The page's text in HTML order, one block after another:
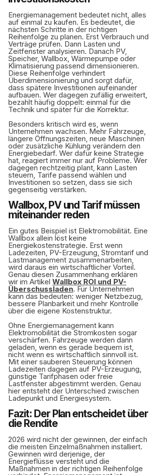
Energiemanagement bedeutet nicht, alles
auf einmal zu kaufen. Es bedeutet, die
nächsten Schritte in der richtigen
Reihenfolge zu planen. Erst Verbrauch und
Verträge prüfen. Dann Lasten und
Zeitfenster analysieren. Danach PV,
Speicher, Wallbox, Wärmepumpe oder
Klimatisierung passend dimensionieren.
Diese Reihenfolge verhindert
Überdimensionierung und sorgt dafür,
dass spätere Investitionen aufeinander
aufbauen. Wer dagegen zufällig erweitert,
bezahlt häufig doppelt: einmal für die
Technik und später für die Korrektur.
Besonders kritisch wird es, wenn
Unternehmen wachsen. Mehr Fahrzeuge,
längere Öffnungszeiten, neue Maschinen
oder zusätzliche Kühlung verändern den
Energiebedarf. Wer dafür keine Strategie
hat, reagiert immer nur auf Probleme. Wer
dagegen rechtzeitig plant, kann Lasten
steuern, Tarife passend wählen und
Investitionen so setzen, dass sie sich
gegenseitig verstärken.
Wallbox, PV und Tarif müssen
miteinander reden
Ein gutes Beispiel ist Elektromobilität. Eine
Wallbox allein löst keine
Energiekostenstrategie. Erst wenn
Ladezeiten, PV-Erzeugung, Stromtarif und
Lastmanagement zusammenarbeiten,
wird daraus ein wirtschaftlicher Vorteil.
Genau diesen Zusammenhang erklären
wir im Artikel Wallbox ROI und PV-
Überschussladen. Für Unternehmen
kann das bedeuten: weniger Netzbezug,
bessere Planbarkeit und mehr Kontrolle
über die eigene Kostenstruktur.
Ohne Energiemanagement kann
Elektromobilität die Stromkosten sogar
verschärfen. Fahrzeuge werden dann
geladen, wenn es gerade bequem ist,
nicht wenn es wirtschaftlich sinnvoll ist.
Mit einer sauberen Steuerung können
Ladezeiten dagegen auf PV-Erzeugung,
günstige Tarifphasen oder freie
Lastfenster abgestimmt werden. Genau
hier entsteht der Unterschied zwischen
Ladepunkt und Energiesystem.
Fazit: Der Plan entscheidet über
die Rendite
2026 wird nicht der gewinnen, der einfach
die meisten Einzelmaßnahmen installiert.
Gewinnen wird derjenige, der
Energieflüsse versteht und die
Maßnahmen in der richtigen Reihenfolge